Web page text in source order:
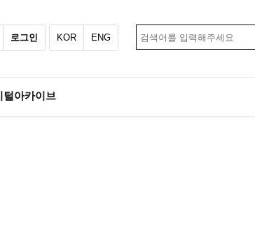
로그인 KOR ENG
털아카이브